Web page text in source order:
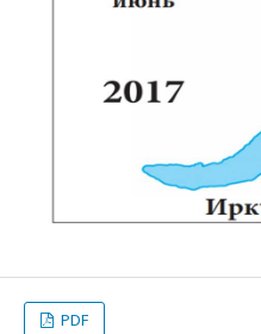
PDF